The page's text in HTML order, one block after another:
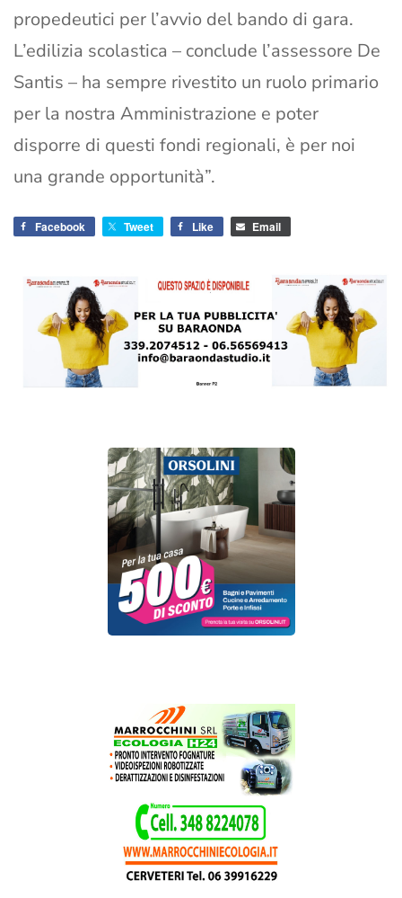
propedeutici per l’avvio del bando di gara.
L’edilizia scolastica – conclude l’assessore De
Santis – ha sempre rivestito un ruolo primario
per la nostra Amministrazione e poter
disporre di questi fondi regionali, è per noi
una grande opportunità”.
Facebook Tweet Like Email